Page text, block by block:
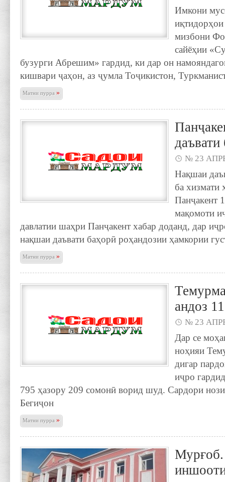
Имкони
мизбони
сайёҳии
бузурги Абрешим» гардид, ки дар он
кишвари ҷаҳон, аз ҷумла Тоҷикистон,
Матни пурра»
№ 23
Нақшаи
ба хизмати
Панҷакент
мақомоти
давлатии шаҳри Панҷакент хабар доданд, дар
нақшаи даъвати баҳорӣ роҳандозии ҳамкории
Матни пурра»
андоз
№ 23
Дар се
ноҳияи
дигар
иҷро
795 ҳазору 209 сомонӣ ворид шуд. Сардори
Бегиҷон
Матни пурра»
Мурғоб.